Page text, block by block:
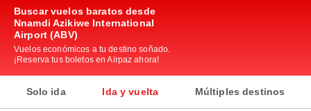
Buscar vuelos baratos desde
Nnamdi Azikiwe International
Airport (ABV)
Vuelos económicos a tu destino soñado.
¡Reserva tus boletos en Airpaz ahora!
Solo ida Ida y vuelta Múltiples destinos